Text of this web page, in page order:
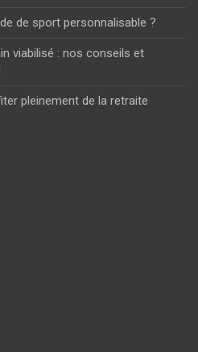
de sport personnalisable ?
viabilisé : nos conseils et
pleinement de la retraite